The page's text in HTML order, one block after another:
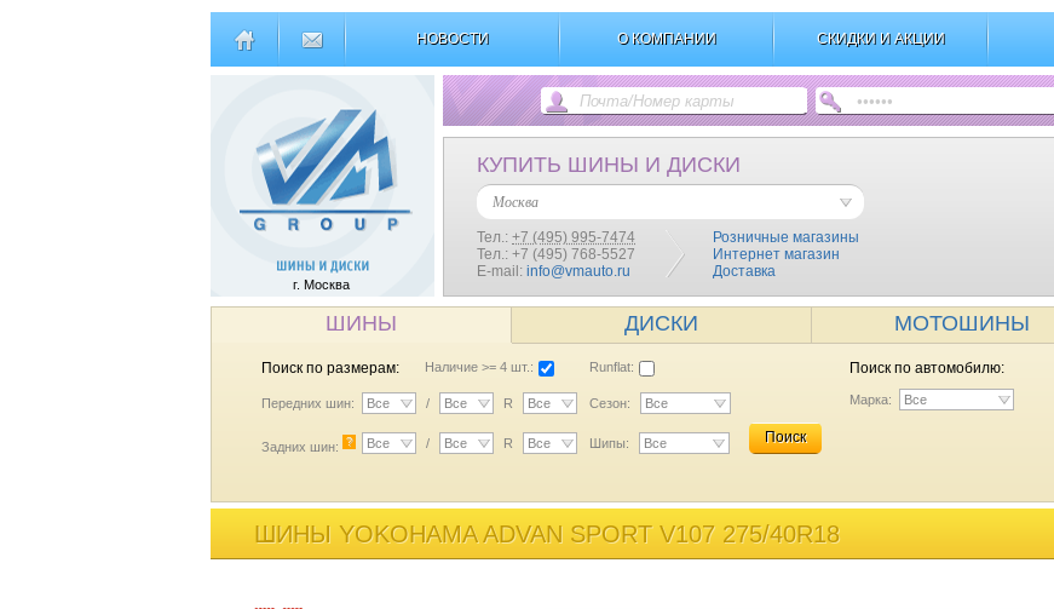
НОВОСТИ О КОМПАНИИ СКИДКИ И АКЦИИ
г. Москва
КУПИТЬ ШИНЫ И ДИСКИ
Москва
Тел.: +7 (495) 995-7474
Тел.: +7 (495) 768-5527
E-mail: info@vmauto.ru
Розничные магазины
Интернет магазин
Доставка
ШИНЫ ДИСКИ МОТОШИНЫ
Поиск по размерам: Наличие >= 4 шт.: Runflat:
Передних шин: Все / Все R Все Сезон: Все
Задних шин: ? Все / Все R Все Шипы: Все Поиск
Поиск по автомобилю:
Марка: Все
ШИНЫ YOKOHAMA ADVAN SPORT V107 275/40R18